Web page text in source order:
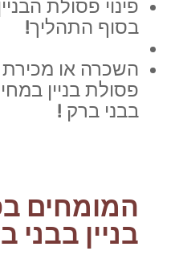
פינוי פסולת
בסוף התהליך!
השכרה או מכירת
פסולת בניין
בבני ברק !
המומחים
בניין בבני